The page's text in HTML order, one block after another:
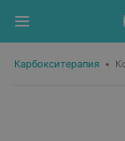
Карбокситерапия •